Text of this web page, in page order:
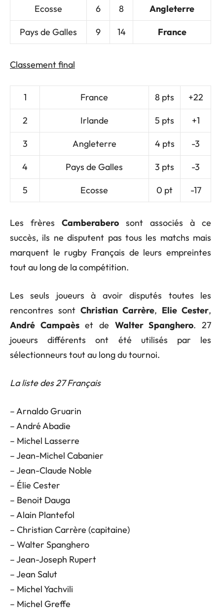
Ecosse 6 8 Angleterre
Pays de Galles 9 14 France
Classement final
1 France 8 pts +22
2 Irlande 5 pts +1
3 Angleterre 4 pts -3
4 Pays de Galles 3 pts -3
5 Ecosse 0 pt -17
Les frèresCamberabero sont associés à ce
succès, ils ne disputent pas tous les matchs mais
marquent le rugby Français de leurs empreintes
tout au long de la compétition.
Les seuls joueurs à avoir disputés toutes les
rencontres sont Christian Carrère, Elie Cester,
André Campaèset de Walter Spanghero. 27
joueurs différents ont été utilisés par les
sélectionneurs tout au long du tournoi.
La liste des 27 Français
– Arnaldo Gruarin
– André Abadie
– Michel Lasserre
– Jean-Michel Cabanier
– Jean-Claude Noble
– Élie Cester
– Benoit Dauga
– Alain Plantefol
– Christian Carrère (capitaine)
– Walter Spanghero
– Jean-Joseph Rupert
– Jean Salut
– Michel Yachvili
– Michel Greffe